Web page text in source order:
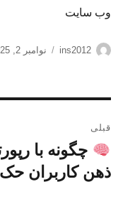
وب‌ سایت
نویسنده
ins2012
ارسال
نوامبر 2, 2025
نوشته
قبلی
نوشته
قبلی:
چگونه با
ذهن کاربران